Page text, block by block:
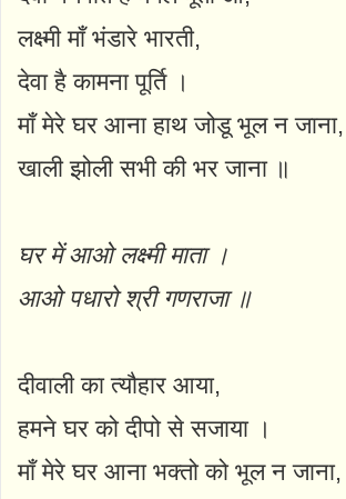
लक्ष्मी माँ भंडारे भारती,
देवा है कामना पूर्ति ।
माँ मेरे घर आना हाथ जोडू भूल न जाना,
खाली झोली सभी की भर जाना ॥
घर में आओ लक्ष्मी माता ।
आओ पधारो श्री गणराजा ॥
दीवाली का त्यौहार आया,
हमने घर को दीपो से सजाया ।
माँ मेरे घर आना भक्तो को भूल न जाना,